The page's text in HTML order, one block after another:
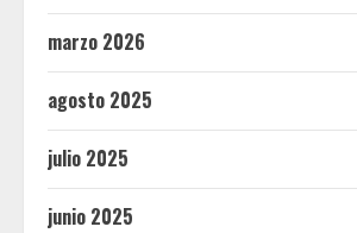
marzo 2026
agosto 2025
julio 2025
junio 2025